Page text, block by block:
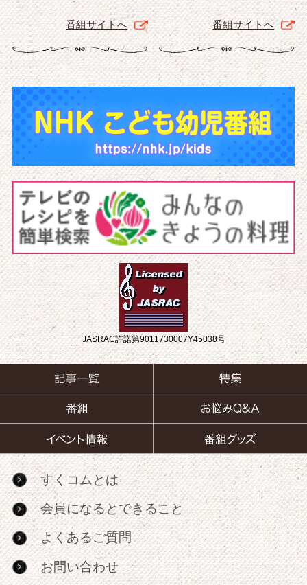
番組サイトへ 番組サイトへ
JASRAC許諾第9011730007Y45038号
すくコムとは
会員になるとできること
よくあるご質問
お問い合わせ